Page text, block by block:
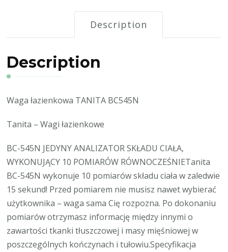
Description
Description
Waga łazienkowa TANITA BC545N
Tanita – Wagi łazienkowe
BC-545N JEDYNY ANALIZATOR SKŁADU CIAŁA,
WYKONUJĄCY 10 POMIARÓW RÓWNOCZEŚNIETanita
BC-545N wykonuje 10 pomiarów składu ciała w zaledwie
15 sekund! Przed pomiarem nie musisz nawet wybierać
użytkownika – waga sama Cię rozpozna. Po dokonaniu
pomiarów otrzymasz informację między innymi o
zawartości tkanki tłuszczowej i masy mięśniowej w
poszczególnych kończynach i tułowiu.Specyfikacja